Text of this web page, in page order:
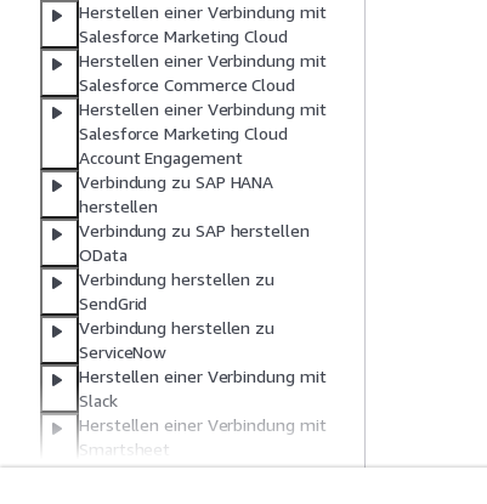
Herstellen einer Verbindung mit
Salesforce Marketing Cloud
Herstellen einer Verbindung mit
Salesforce Commerce Cloud
Herstellen einer Verbindung mit
Salesforce Marketing Cloud
Account Engagement
Verbindung zu SAP HANA
herstellen
Verbindung zu SAP herstellen
OData
Verbindung herstellen zu
SendGrid
Verbindung herstellen zu
ServiceNow
Herstellen einer Verbindung mit
Slack
Herstellen einer Verbindung mit
Smartsheet
Herstellen einer Verbindung mit